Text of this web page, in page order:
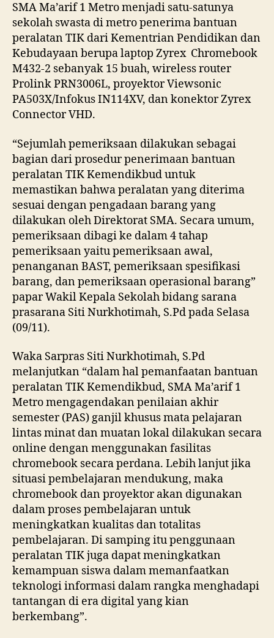
Sekolah
Swasta
Penerima
Bantuan
Peralatan
TIK
Kemendikbud
Metro
SMA Ma’arif 1 Metro menjadi satu-satunya
sekolah swasta di metro penerima bantuan
peralatan TIK dari Kementrian Pendidikan dan
Kebudayaan berupa laptop Zyrex Chromebook
M432-2 sebanyak 15 buah, wireless router
Prolink PRN3006L, proyektor Viewsonic
PA503X/Infokus IN114XV, dan konektor Zyrex
Connector VHD.
“Sejumlah pemeriksaan dilakukan sebagai
bagian dari prosedur penerimaan bantuan
peralatan TIK Kemendikbud untuk
memastikan bahwa peralatan yang diterima
sesuai dengan pengadaan barang yang
dilakukan oleh Direktorat SMA. Secara umum,
pemeriksaan dibagi ke dalam 4 tahap
pemeriksaan yaitu pemeriksaan awal,
penanganan BAST, pemeriksaan spesifikasi
barang, dan pemeriksaan operasional barang”
papar Wakil Kepala Sekolah bidang sarana
prasarana Siti Nurkhotimah, S.Pd pada Selasa
(09/11).
Waka Sarpras Siti Nurkhotimah, S.Pd
melanjutkan “dalam hal pemanfaatan bantuan
peralatan TIK Kemendikbud, SMA Ma’arif 1
Metro mengagendakan penilaian akhir
semester (PAS) ganjil khusus mata pelajaran
lintas minat dan muatan lokal dilakukan secara
online dengan menggunakan fasilitas
chromebook secara perdana. Lebih lanjut jika
situasi pembelajaran mendukung, maka
chromebook dan proyektor akan digunakan
dalam proses pembelajaran untuk
meningkatkan kualitas dan totalitas
pembelajaran. Di samping itu penggunaan
peralatan TIK juga dapat meningkatkan
kemampuan siswa dalam memanfaatkan
teknologi informasi dalam rangka menghadapi
tantangan di era digital yang kian
berkembang”.